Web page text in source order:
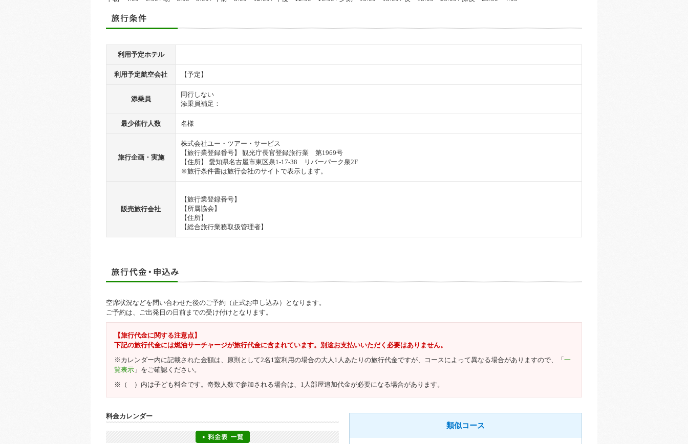
利用予定ホテル
利用予定航空会社 【予定】
添乗員
同行しない
添乗員補足：
最少催行人数 名様
旅行企画・実施
株式会社ユー・ツアー・サービス
【旅行業登録番号】 観光庁長官登録旅行業 第1969号
【住所】 愛知県名古屋市東区泉1-17-38 リバーパーク泉2F
※旅行条件書は旅行会社のサイトで表示します。
販売旅行会社
【旅行業登録番号】
【所属協会】
【住所】
【総合旅行業務取扱管理者】
空席状況などを問い合わせた後のご予約（正式お申し込み）となります。
ご予約は、ご出発日の日前までの受け付けとなります。
【旅行代金に関する注意点】
下記の旅行代金には燃油サーチャージが旅行代金に含まれています。別途お支払いいただく必要はありません。
※カレンダー内に記載された金額は、原則として2名1室利用の場合の大人1人あたりの旅行代金ですが、コースによって異なる場合がありますので、「 一
覧表示 」をご確認ください。
※（ ）内は子ども料金です。奇数人数で参加される場合は、1人部屋追加代金が必要になる場合があります。
料金カレンダー
類似コース